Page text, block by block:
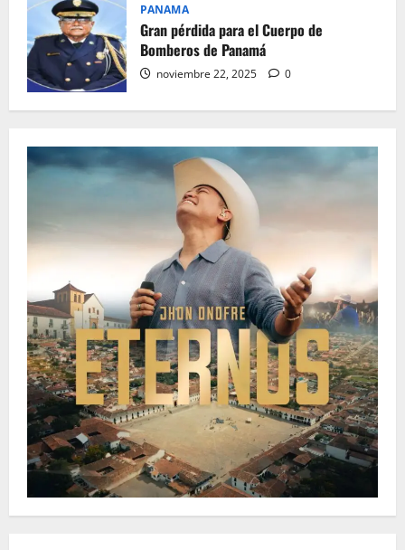
PANAMA
Gran pérdida para el Cuerpo de
Bomberos de Panamá
noviembre 22, 2025 0